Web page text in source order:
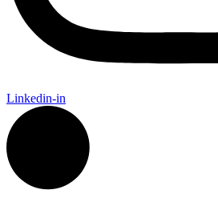
Linkedin-in